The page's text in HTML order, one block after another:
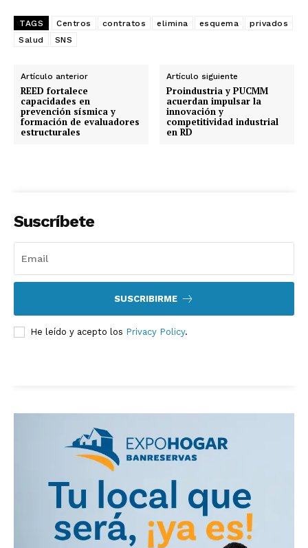
TAGS Centros contratos elimina esquema
privados
Salud
SNS
Artículo anterior
REED fortalece
capacidades en
prevención sísmica y
formación de evaluadores
estructurales
Artículo siguiente
Proindustria y PUCMM
acuerdan impulsar la
innovación y
competitividad industrial
en RD
Suscríbete
SUSCRIBIRME
He leído y acepto los Privacy Policy.